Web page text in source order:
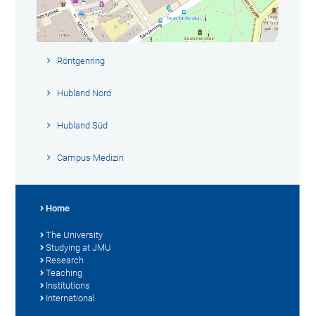
Röntgenring
Hubland Nord
Hubland Süd
Campus Medizin
Home
The University
Studying at JMU
Research
Teaching
Institutions
International